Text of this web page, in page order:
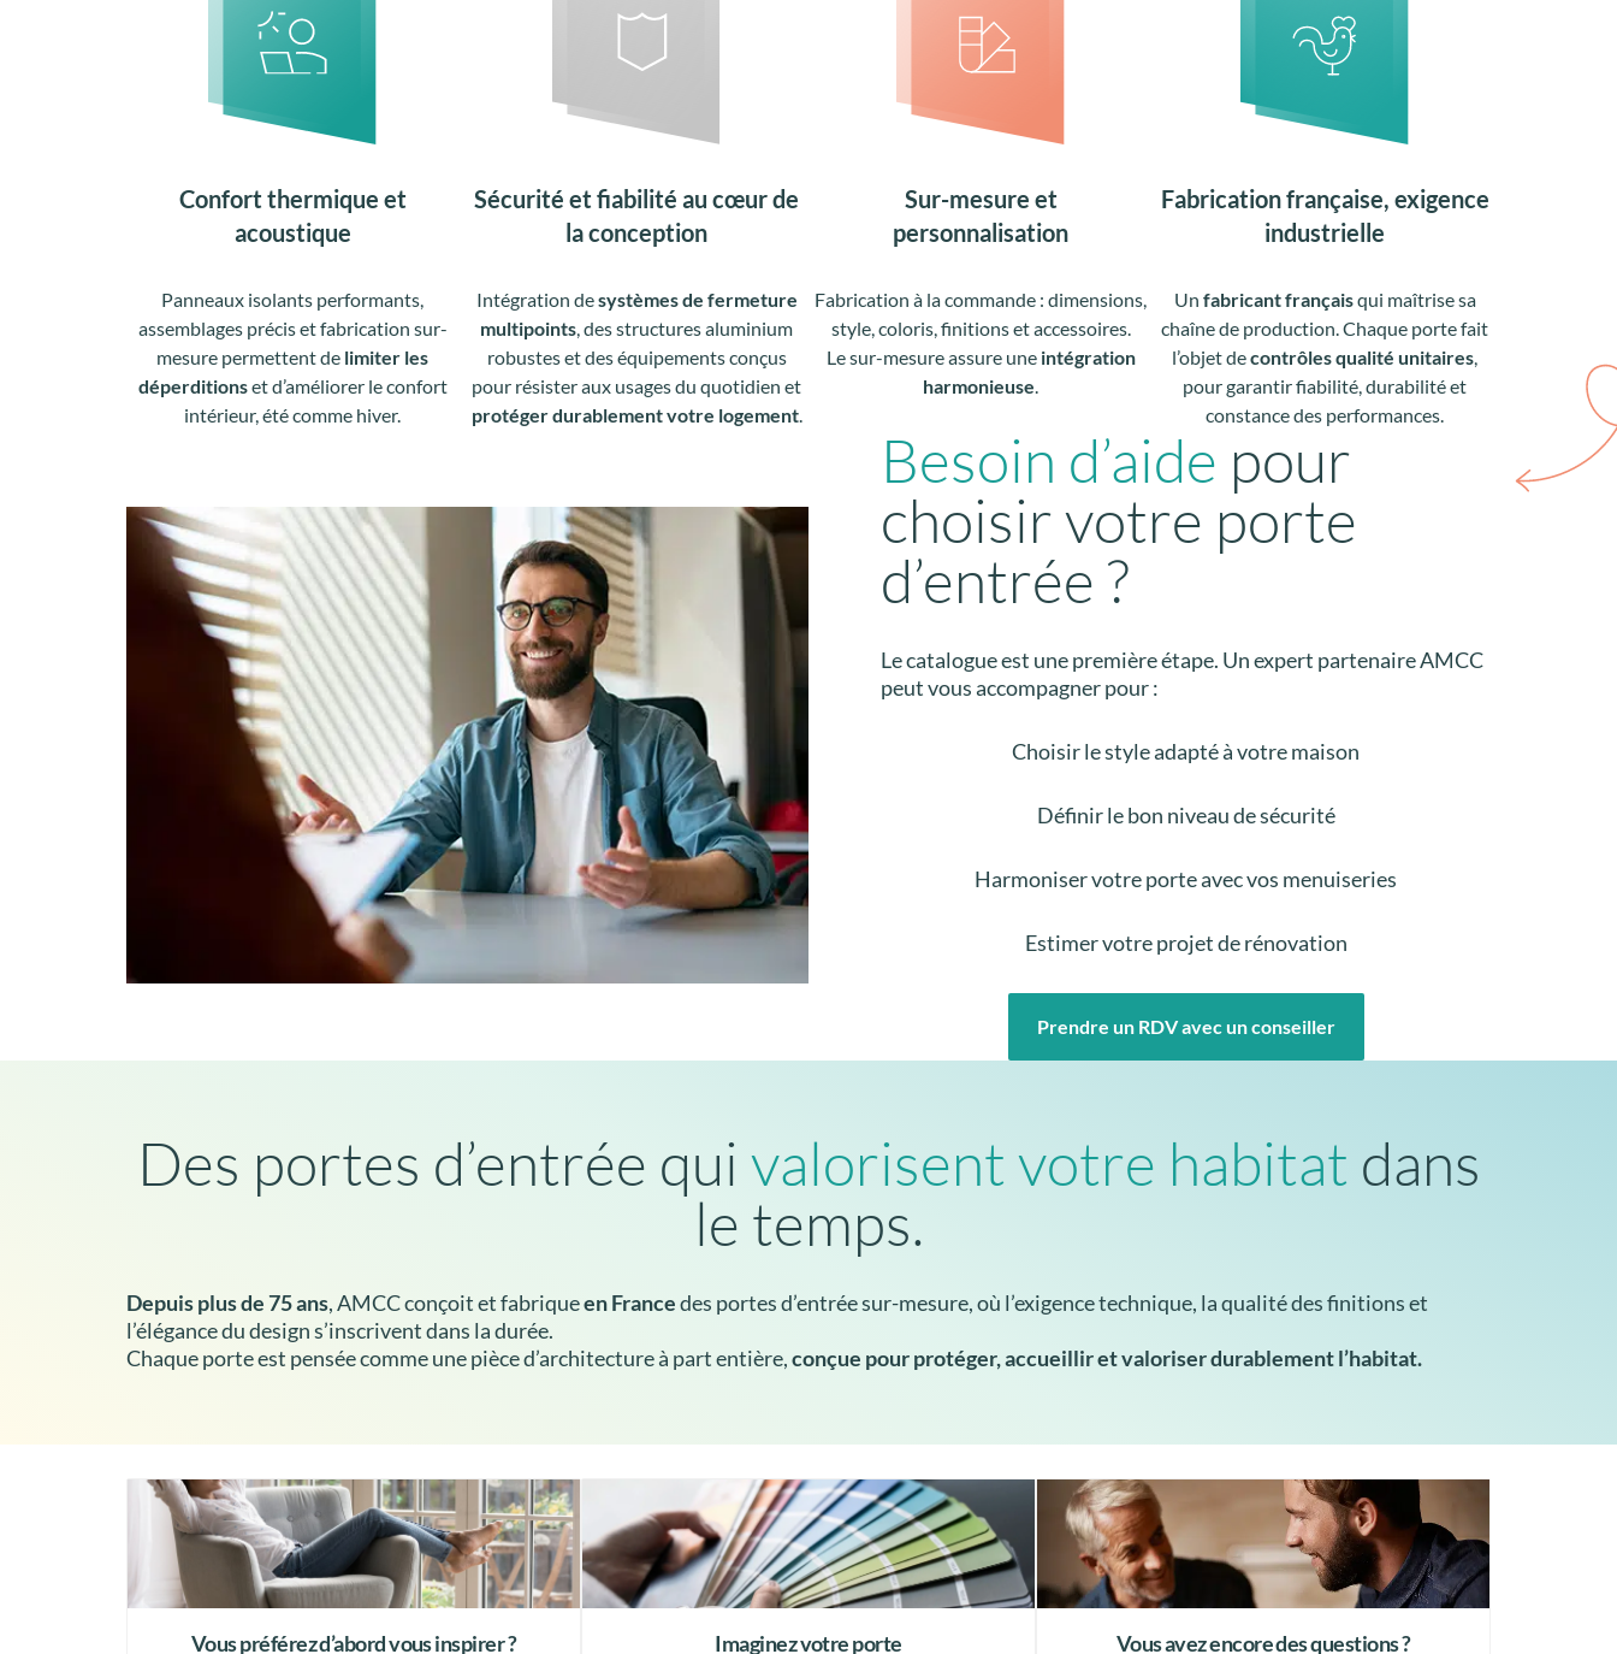
Confort thermique et
acoustique
Panneaux isolants performants,
assemblages précis et fabrication sur-
mesure permettent de limiter les
déperditionset d’améliorer le confort
intérieur, été comme hiver.
Sécurité et fiabilité au cœur de
la conception
Intégration desystèmes de fermeture
multipoints , des structures aluminium
robustes et des équipements conçus
pour résister aux usages du quotidien et
protéger durablement votre logement.
Sur-mesure et
personnalisation
Fabrication à la commande : dimensions,
style, coloris, finitions et accessoires.
Le sur-mesure assure une intégration
harmonieuse
Fabrication française, exigence
industrielle
Un fabricant françaisqui maîtrise sa
chaîne de production. Chaque porte fait
l’objet decontrôles qualité unitaires
pour garantir fiabilité, durabilité et
constance des performances.
Besoin d’aide pour
choisir votre porte
d’entrée ?
Le catalogue est une première étape. Un expert partenaire AMCC
peut vous accompagner pour :
Choisir le style adapté à votre maison
Définir le bon niveau de sécurité
Harmoniser votre porte avec vos menuiseries
Estimer votre projet de rénovation
Prendre un RDV avec un conseiller
Des portes d’entrée qui valorisent votre habitat dans
le temps.
Depuis plus de 75 ans, AMCC conçoit et fabriqueen Francedes portes d’entrée sur-mesure, où l’exigence technique, la qualité des finitions et
l’élégance du design s’inscrivent dans la durée.
Chaque porte est pensée comme une pièce d’architecture à part entière,conçue pour protéger, accueillir et valoriser durablement l’habitat.
Vous préférez d’abord vous inspirer ? Imaginez votre porte Vous avez encore des questions ?